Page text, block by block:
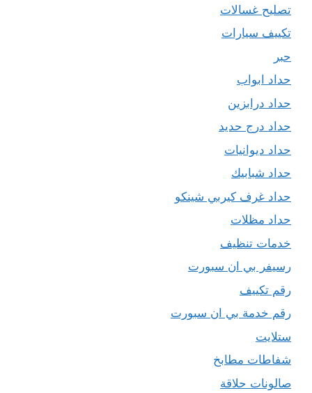
تصليح غسالات
تكييف سيارات
حبر
حداد ابواب
حداد درابزين
حداد درج حديد
حداد ديوانيات
حداد شبابيك
حداد غرف كيربي شينكو
حداد مظلات
خدمات تنظيف
رسيفر بي ان سبورت
رقم تكييف
رقم خدمة بي ان سبورت
ستلايت
شفاطات مطابخ
صالونات حلاقة